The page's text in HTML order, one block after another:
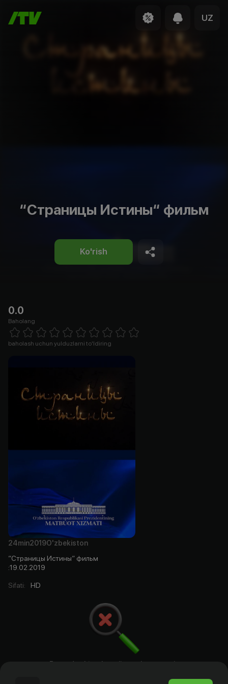
UZ
“Страницы Истины“ фильм
Ko'rish
0.0
Baholang
1 Star 2 Stars 3 Stars 4 Stars5 Stars 6 Stars7 Stars8 Stars
baholash uchun yulduzlarni to'ldiring
24min2019O'zbekiston
“Страницы Истины“ фильм
:19.02.2019
Sifati: HD
Bu yerda aktyorlar, rejissyorlar. ssenariy